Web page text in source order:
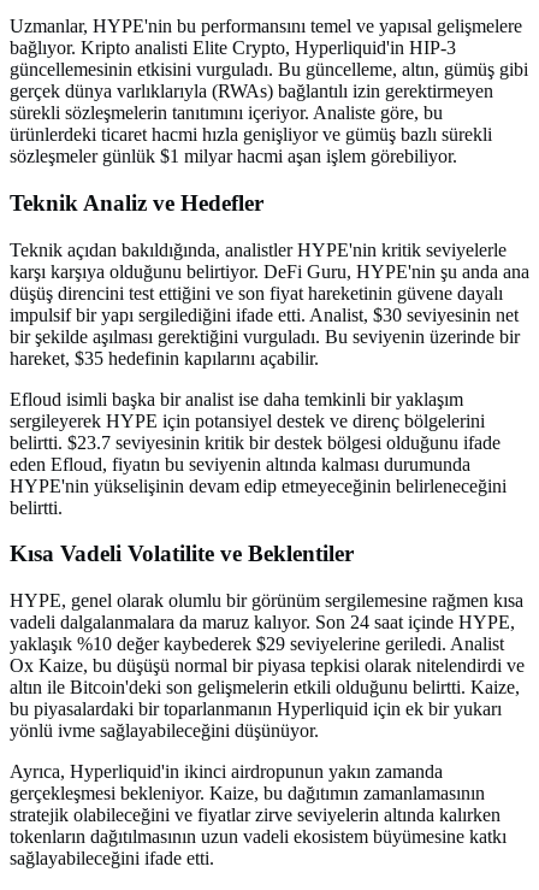
Uzmanlar, HYPE'nin bu performansını temel ve yapısal gelişmelere
bağlıyor. Kripto analisti Elite Crypto, Hyperliquid'in HIP-3
güncellemesinin etkisini vurguladı. Bu güncelleme, altın, gümüş gibi
gerçek dünya varlıklarıyla (RWAs) bağlantılı izin gerektirmeyen
sürekli sözleşmelerin tanıtımını içeriyor. Analiste göre, bu
ürünlerdeki ticaret hacmi hızla genişliyor ve gümüş bazlı sürekli
sözleşmeler günlük $1 milyar hacmi aşan işlem görebiliyor.
Teknik Analiz ve Hedefler
Teknik açıdan bakıldığında, analistler HYPE'nin kritik seviyelerle
karşı karşıya olduğunu belirtiyor. DeFi Guru, HYPE'nin şu anda ana
düşüş direncini test ettiğini ve son fiyat hareketinin güvene dayalı
impulsif bir yapı sergilediğini ifade etti. Analist, $30 seviyesinin net
bir şekilde aşılması gerektiğini vurguladı. Bu seviyenin üzerinde bir
hareket, $35 hedefinin kapılarını açabilir.
Efloud isimli başka bir analist ise daha temkinli bir yaklaşım
sergileyerek HYPE için potansiyel destek ve direnç bölgelerini
belirtti. $23.7 seviyesinin kritik bir destek bölgesi olduğunu ifade
eden Efloud, fiyatın bu seviyenin altında kalması durumunda
HYPE'nin yükselişinin devam edip etmeyeceğinin belirleneceğini
belirtti.
Kısa Vadeli Volatilite ve Beklentiler
HYPE, genel olarak olumlu bir görünüm sergilemesine rağmen kısa
vadeli dalgalanmalara da maruz kalıyor. Son 24 saat içinde HYPE,
yaklaşık %10 değer kaybederek $29 seviyelerine geriledi. Analist
Ox Kaize, bu düşüşü normal bir piyasa tepkisi olarak nitelendirdi ve
altın ile Bitcoin'deki son gelişmelerin etkili olduğunu belirtti. Kaize,
bu piyasalardaki bir toparlanmanın Hyperliquid için ek bir yukarı
yönlü ivme sağlayabileceğini düşünüyor.
Ayrıca, Hyperliquid'in ikinci airdropunun yakın zamanda
gerçekleşmesi bekleniyor. Kaize, bu dağıtımın zamanlamasının
stratejik olabileceğini ve fiyatlar zirve seviyelerin altında kalırken
tokenların dağıtılmasının uzun vadeli ekosistem büyümesine katkı
sağlayabileceğini ifade etti.